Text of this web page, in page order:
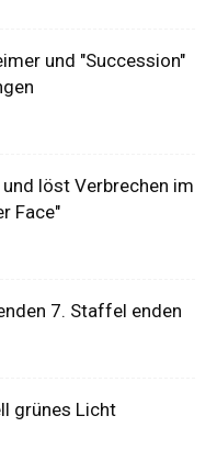
und "Succession"
löst Verbrechen im
Face"
7. Staffel enden
grünes Licht